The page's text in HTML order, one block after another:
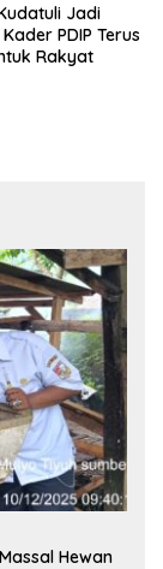
Jadi
PDIP Terus
Rakyat
Hewan